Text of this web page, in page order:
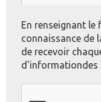
En renseignant
connaissance de
de recevoir
d'informationdes